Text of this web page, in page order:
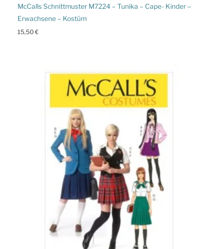
McCalls Schnittmuster M7224 – Tunika – Cape- Kinder –
Erwachsene – Kostüm
15,50€